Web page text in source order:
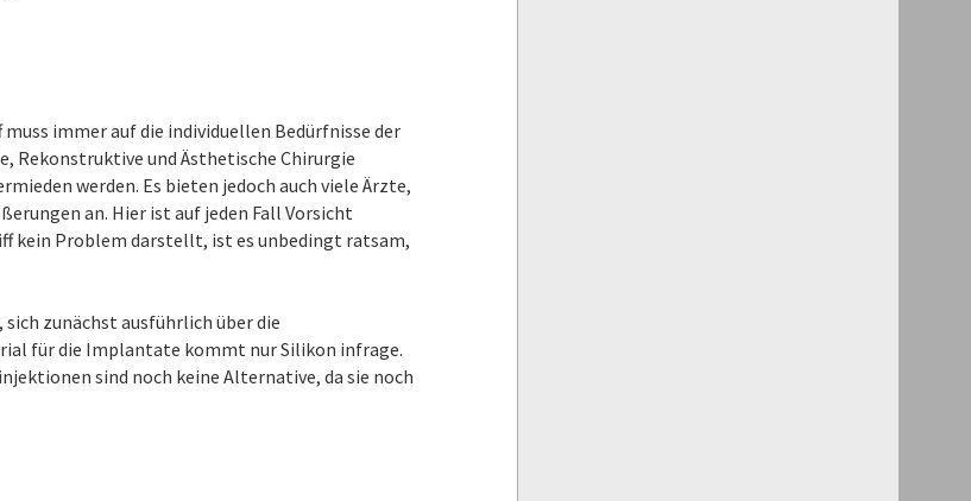
immer auf die individuellen Bedürfnisse der
Rekonstruktive und Ästhetische Chirurgie
werden. Es bieten jedoch auch viele Ärzte,
an. Hier ist auf jeden Fall Vorsicht
kein Problem darstellt, ist es unbedingt ratsam,
zunächst ausführlich über die
für die Implantate kommt nur Silikon infrage.
sind noch keine Alternative, da sie noch